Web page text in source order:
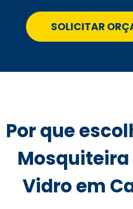
SOLICITAR
Por que
Mosquiteira
Vidro em